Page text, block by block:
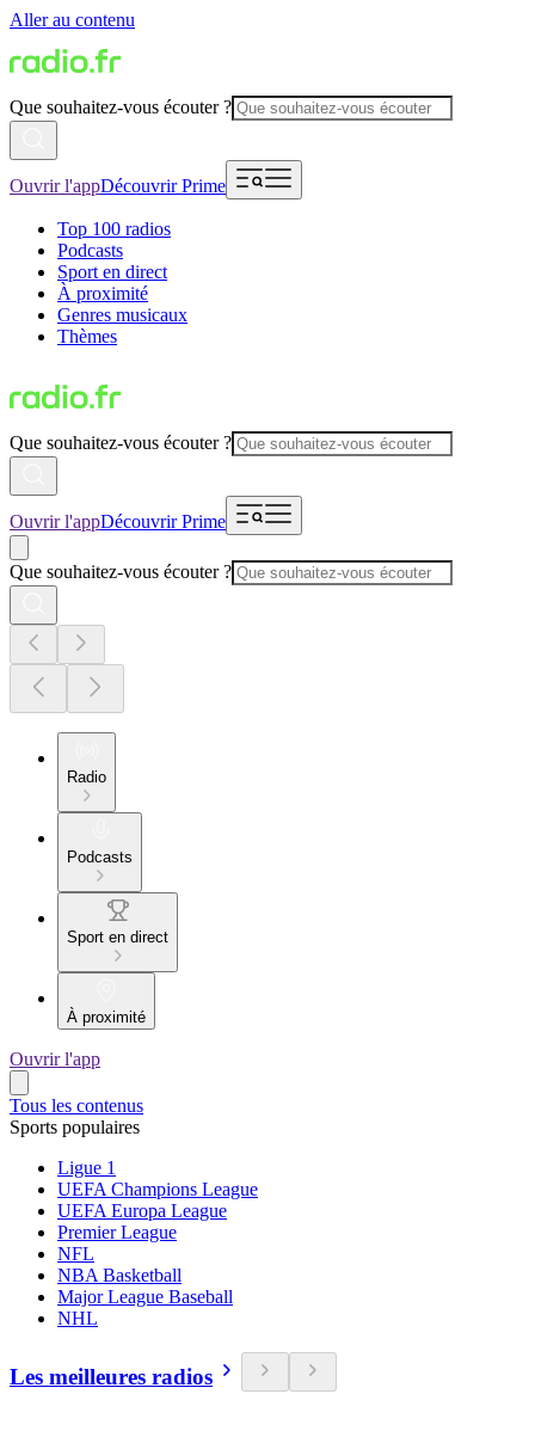
Aller au contenu
Que souhaitez-vous écouter ?
Ouvrir l'appDécouvrir Prime
Top 100 radios
Podcasts
Sport en direct
À proximité
Genres musicaux
Thèmes
Que souhaitez-vous écouter ?
Ouvrir l'appDécouvrir Prime
Que souhaitez-vous écouter ?
Radio
Podcasts
Sport en direct
À proximité
Ouvrir l'app
Tous les contenus
Sports populaires
Ligue 1
UEFA Champions League
UEFA Europa League
Premier League
NFL
NBA Basketball
Major League Baseball
NHL
Les meilleures radios